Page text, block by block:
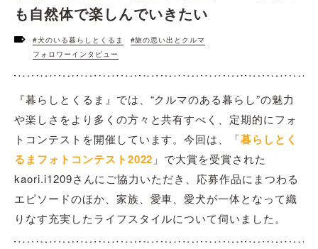
も自然体で楽しんでいきたい
#犬のいる暮らしとくるま
#旅の思い出とクルマ
フォロワーインタビュー
『暮らしとくるま』では、“クルマのある暮らし”の魅力
や楽しさをより多くの方々と共有すべく、定期的にフォ
トコンテストを開催しています。今回は、「暮らしとく
るまフォトコンテスト2022 」で大賞を受賞された
kaori.i1209さんにご協力いただき、応募作品にまつわる
エピソードのほか、家族、愛車、愛犬が一体となって織
りなす充実したライフスタイルについて伺いました。